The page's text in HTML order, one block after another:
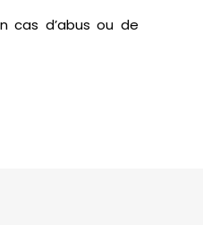
cas d’abus ou de